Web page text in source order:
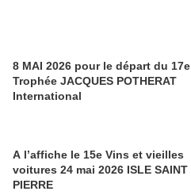
8 MAI 2026 pour le départ du 17e
Trophée JACQUES POTHERAT
International
A l’affiche le 15e Vins et vieilles
voitures 24 mai 2026 ISLE SAINT
PIERRE